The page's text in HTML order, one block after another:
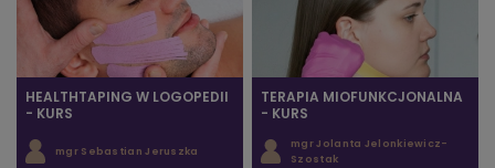
HEALTHTAPING W LOGOPEDII
- KURS
mgr Sebastian Jeruszka
TERAPIA MIOFUNKCJONALNA
- KURS
mgr Jolanta Jelonkiewicz-
Szostak